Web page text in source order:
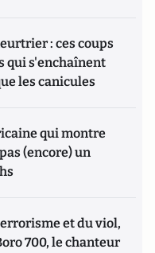
: ces coups
qui s'enchaînent
les canicules
qui montre
pas (encore) un
et du viol,
700, le chanteur